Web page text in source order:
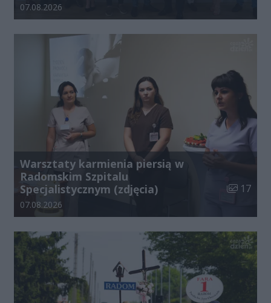
Data dodania galerii:
07.08.2026
Warsztaty karmienia piersią w
Radomskim Szpitalu
Specjalistycznym (zdjęcia)
Liczba
17
Data dodania galerii:
07.08.2026